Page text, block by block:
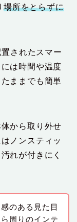
場所をとらずに
されたスマー
は時間や温度
ままでも簡単
から取り外せ
ノンスティッ
れが付きにく
のある見た目
周りのインテ